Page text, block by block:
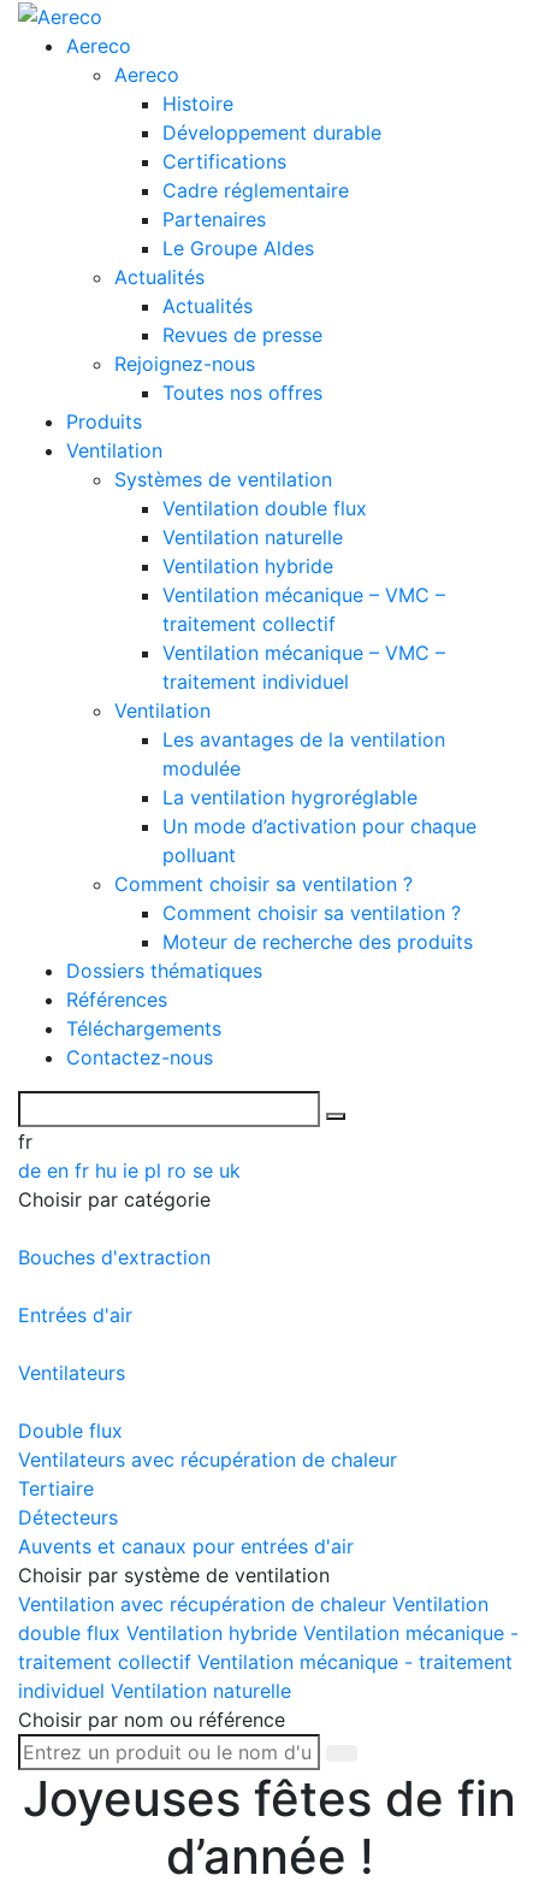
Aereco
Aereco
Histoire
Développement durable
Certifications
Cadre réglementaire
Partenaires
Le Groupe Aldes
Actualités
Actualités
Revues de presse
Rejoignez-nous
Toutes nos offres
Produits
Ventilation
Systèmes de ventilation
Ventilation double flux
Ventilation naturelle
Ventilation hybride
Ventilation mécanique – VMC –
traitement collectif
Ventilation mécanique – VMC –
traitement individuel
Ventilation
Les avantages de la ventilation
modulée
La ventilation hygroréglable
Un mode d’activation pour chaque
polluant
Comment choisir sa ventilation ?
Comment choisir sa ventilation ?
Moteur de recherche des produits
Dossiers thématiques
Références
Téléchargements
Contactez-nous
fr
de en fr hu ie pl ro se uk
Choisir par catégorie
Bouches d'extraction
Entrées d'air
Ventilateurs
Double flux
Ventilateurs avec récupération de chaleur
Tertiaire
Détecteurs
Auvents et canaux pour entrées d'air
Choisir par système de ventilation
Ventilation avec récupération de chaleur Ventilation
double flux Ventilation hybride Ventilation mécanique -
traitement collectif Ventilation mécanique - traitement
individuel Ventilation naturelle
Choisir par nom ou référence
Joyeuses fêtes de fin
d’année !